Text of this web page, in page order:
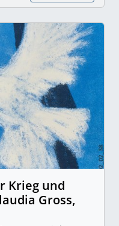
Krieg und
Gross,